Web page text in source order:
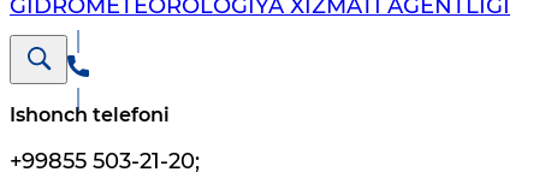
GIDROMETEOROLOGIYA XIZMATI AGENTLIGI
Ishonch telefoni
+99855 503-21-20;